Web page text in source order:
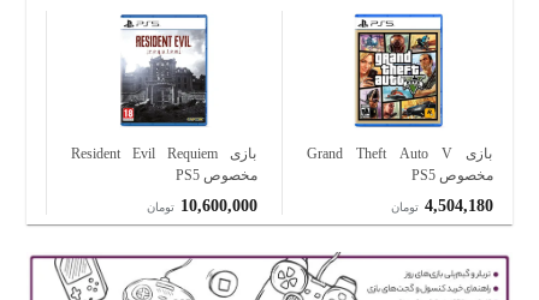
بازی Grand Theft Auto V
مخصوص PS5
4,504,180 تومان
بازی Resident Evil Requiem
مخصوص PS5
10,600,000 تومان